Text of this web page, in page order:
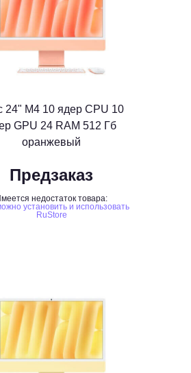
24" M4 10 ядер CPU 10
GPU 24 RAM 512 Гб
оранжевый
Предзаказ
недостаток товара:
установить и использовать
RuStore